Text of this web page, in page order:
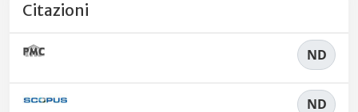
Citazioni
ND
ND